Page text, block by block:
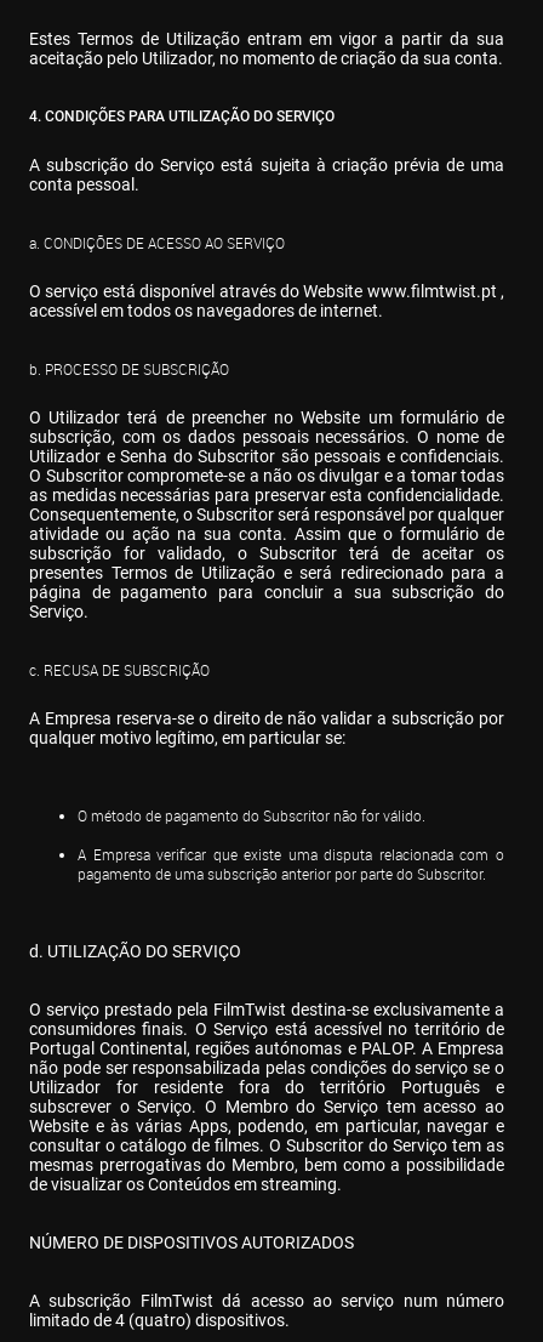
Estes Termos de Utilização entram em vigor a partir da sua
aceitação pelo Utilizador, no momento de criação da sua conta.
4. CONDIÇÕES PARA UTILIZAÇÃO DO SERVIÇO
A subscrição do Serviço está sujeita à criação prévia de uma
conta pessoal.
a. CONDIÇÕES DE ACESSO AO SERVIÇO
O serviço está disponível através do Website www.filmtwist.pt ,
acessível em todos os navegadores de internet.
b. PROCESSO DE SUBSCRIÇÃO
O Utilizador terá de preencher no Website um formulário de
subscrição, com os dados pessoais necessários. O nome de
Utilizador e Senha do Subscritor são pessoais e confidenciais.
O Subscritor compromete-se a não os divulgar e a tomar todas
as medidas necessárias para preservar esta confidencialidade.
Consequentemente, o Subscritor será responsável por qualquer
atividade ou ação na sua conta. Assim que o formulário de
subscrição for validado, o Subscritor terá de aceitar os
presentes Termos de Utilização e será redirecionado para a
página de pagamento para concluir a sua subscrição do
Serviço.
c. RECUSA DE SUBSCRIÇÃO
A Empresa reserva-se o direito de não validar a subscrição por
qualquer motivo legítimo, em particular se:
O método de pagamento do Subscritor não for válido.
A Empresa verificar que existe uma disputa relacionada com o
pagamento de uma subscrição anterior por parte do Subscritor.
d. UTILIZAÇÃO DO SERVIÇO
O serviço prestado pela FilmTwist destina-se exclusivamente a
consumidores finais. O Serviço está acessível no território de
Portugal Continental, regiões autónomas e PALOP. A Empresa
não pode ser responsabilizada pelas condições do serviço se o
Utilizador for residente fora do território Português e
subscrever o Serviço. O Membro do Serviço tem acesso ao
Website e às várias Apps, podendo, em particular, navegar e
consultar o catálogo de filmes. O Subscritor do Serviço tem as
mesmas prerrogativas do Membro, bem como a possibilidade
de visualizar os Conteúdos em streaming.
NÚMERO DE DISPOSITIVOS AUTORIZADOS
A subscrição FilmTwist dá acesso ao serviço num número
limitado de 4 (quatro) dispositivos.